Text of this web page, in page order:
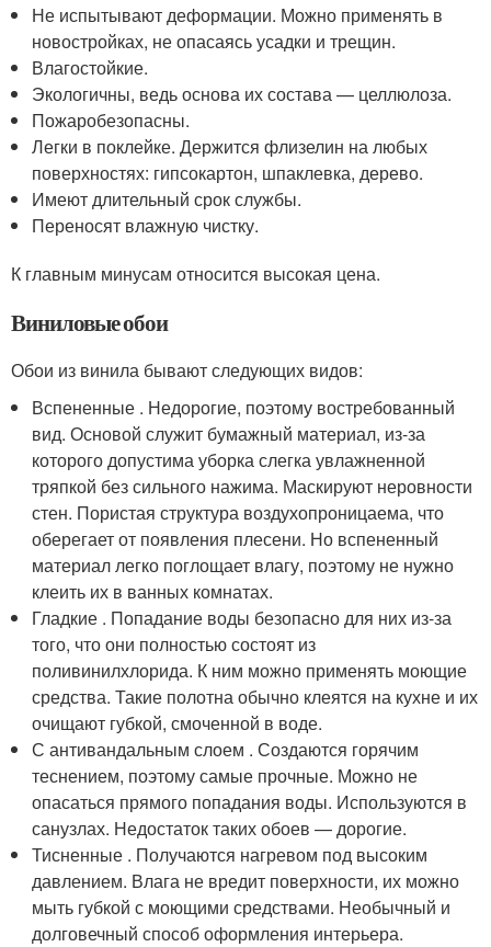
Не испытывают деформации. Можно применять в
новостройках, не опасаясь усадки и трещин.
Влагостойкие.
Экологичны, ведь основа их состава — целлюлоза.
Пожаробезопасны.
Легки в поклейке. Держится флизелин на любых
поверхностях: гипсокартон, шпаклевка, дерево.
Имеют длительный срок службы.
Переносят влажную чистку.
К главным минусам относится высокая цена.
Виниловые обои
Обои из винила бывают следующих видов:
Вспененные . Недорогие, поэтому востребованный
вид. Основой служит бумажный материал, из-за
которого допустима уборка слегка увлажненной
тряпкой без сильного нажима. Маскируют неровности
стен. Пористая структура воздухопроницаема, что
оберегает от появления плесени. Но вспененный
материал легко поглощает влагу, поэтому не нужно
клеить их в ванных комнатах.
Гладкие . Попадание воды безопасно для них из-за
того, что они полностью состоят из
поливинилхлорида. К ним можно применять моющие
средства. Такие полотна обычно клеятся на кухне и их
очищают губкой, смоченной в воде.
С антивандальным слоем . Создаются горячим
теснением, поэтому самые прочные. Можно не
опасаться прямого попадания воды. Используются в
санузлах. Недостаток таких обоев — дорогие.
Тисненные . Получаются нагревом под высоким
давлением. Влага не вредит поверхности, их можно
мыть губкой с моющими средствами. Необычный и
долговечный способ оформления интерьера.